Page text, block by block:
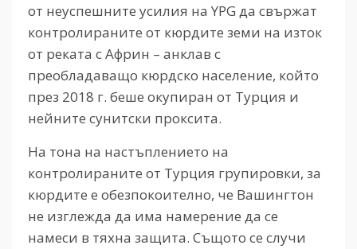
от неуспешните усилия на YPG да свържат
контролираните от кюрдите земи на изток
от реката с Африн – анклав с
преобладаващо кюрдско население, който
през 2018 г. беше окупиран от Турция и
нейните сунитски проксита.
На тона на настъплението на
контролираните от Турция групировки, за
кюрдите е обезпокоително, че Вашингтон
не изглежда да има намерение да се
намеси в тяхна защита. Същото се случи